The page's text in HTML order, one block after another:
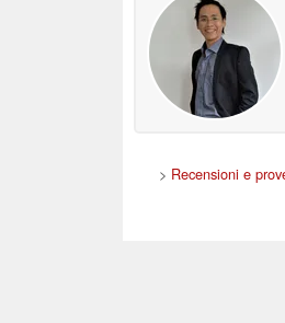
> Recensioni e